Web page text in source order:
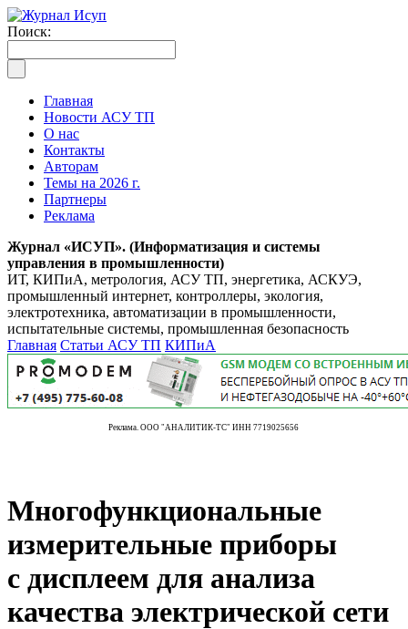
Поиск:
Главная
Новости АСУ ТП
О нас
Контакты
Авторам
Темы на 2026 г.
Партнеры
Реклама
Журнал «ИСУП». (Информатизация и системы
управления в промышленности)
ИТ, КИПиА, метрология, АСУ ТП, энергетика, АСКУЭ,
промышленный интернет, контроллеры, экология,
электротехника, автоматизации в промышленности,
испытательные системы, промышленная безопасность
Главная Статьи АСУ ТП КИПиА
Реклама. ООО "АНАЛИТИК-ТС" ИНН 7719025656
Многофункциональные
измерительные приборы
с дисплеем для анализа
качества электрической сети